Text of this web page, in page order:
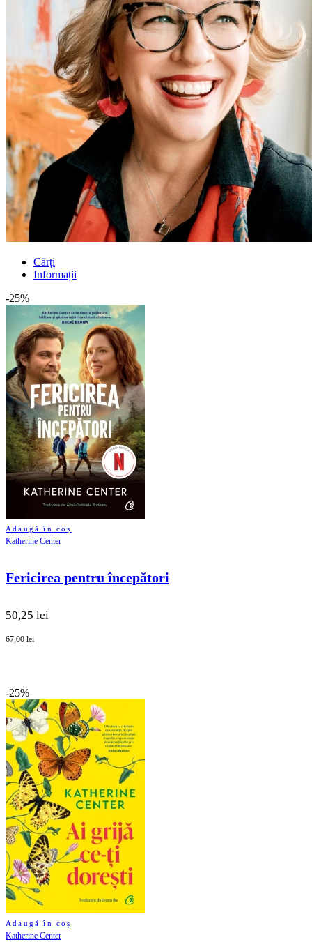
Cărți
Informații
-25%
Adaugă în coș
Katherine Center
Fericirea pentru începători
50,25 lei
67,00 lei
-25%
Adaugă în coș
Katherine Center